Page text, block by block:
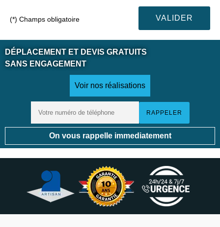
(*) Champs obligatoire
DÉPLACEMENT ET DEVIS GRATUITS
SANS ENGAGEMENT
Voir nos réalisations
On vous rappelle immediatement